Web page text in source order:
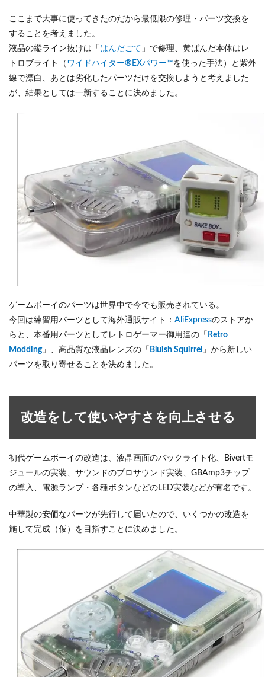
ここまで大事に使ってきたのだから最低限の修理・パーツ交換を
することを考えました。
液晶の縦ライン抜けは「 はんだごて 」で修理、黄ばんだ本体はレ
トロブライト（ ワイドハイター®EXパワー™を使った手法）と紫外
線で漂白、あとは劣化したパーツだけを交換しようと考えました
が、結果としては一新することに決めました。
ゲームボーイのパーツは世界中で今でも販売されている。
今回は練習用パーツとして海外通販サイト： AliExpressのストアか
らと、本番用パーツとしてレトロゲーマー御用達の「 Retro
Modding」、高品質な液晶レンズの「 Bluish Squirrel 」から新しい
パーツを取り寄せることを決めました。
改造をして使いやすさを向上させる
初代ゲームボーイの改造は、液晶画面のバックライト化、Bivertモ
ジュールの実装、サウンドのプロサウンド実装、GBAmp3チップ
の導入、電源ランプ・各種ボタンなどのLED実装などが有名です。
中華製の安価なパーツが先行して届いたので、いくつかの改造を
施して完成（仮）を目指すことに決めました。